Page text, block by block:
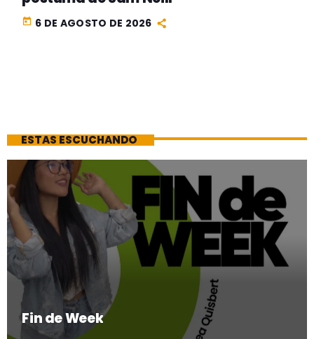
today 6 DE AGOSTO DE 2026
ESTAS ESCUCHANDO
Fin de Week